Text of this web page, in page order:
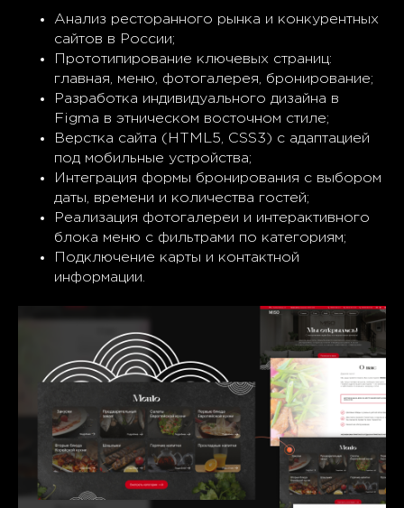
Анализ ресторанного рынка и конкурентных
сайтов в России;
Прототипирование ключевых страниц:
главная, меню, фотогалерея, бронирование;
Разработка индивидуального дизайна в
Figma в этническом восточном стиле;
Верстка сайта (HTML5, CSS3) с адаптацией
под мобильные устройства;
Интеграция формы бронирования с выбором
даты, времени и количества гостей;
Реализация фотогалереи и интерактивного
блока меню с фильтрами по категориям;
Подключение карты и контактной
информации.